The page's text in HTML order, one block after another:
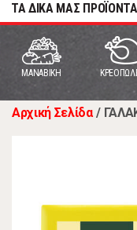
TA ΔΙΚΑ ΜΑΣ ΠΡΟΪΟΝΤΑ
MANABIKH
Αρχική Σελίδα /